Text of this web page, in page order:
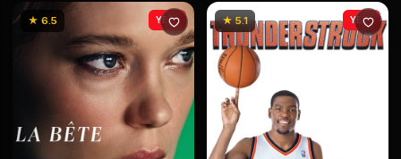
★ 6.5 YENİ ★ 5.1 YENİ